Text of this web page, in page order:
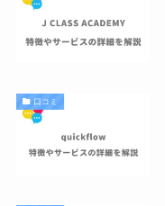
口コミ